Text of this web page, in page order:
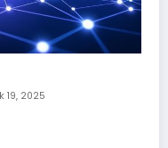
19, 2025